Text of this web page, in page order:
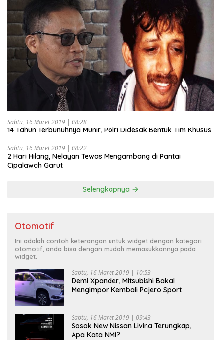
Sabtu, 16 Maret 2019 | 08:28
14 Tahun Terbunuhnya Munir, Polri Didesak Bentuk Tim Khusus
Sabtu, 16 Maret 2019 | 08:22
2 Hari Hilang, Nelayan Tewas Mengambang di Pantai
Cipalawah Garut
Selengkapnya
Otomotif
Ini adalah contoh keterangan untuk widget dengan kategori
otomotif, anda bisa dengan mudah memasukkannya pada
widget.
Sabtu, 16 Maret 2019 | 10:53
Demi Xpander, Mitsubishi Bakal
Mengimpor Kembali Pajero Sport
Sabtu, 16 Maret 2019 | 09:43
Sosok New Nissan Livina Terungkap,
Apa Kata NMI?